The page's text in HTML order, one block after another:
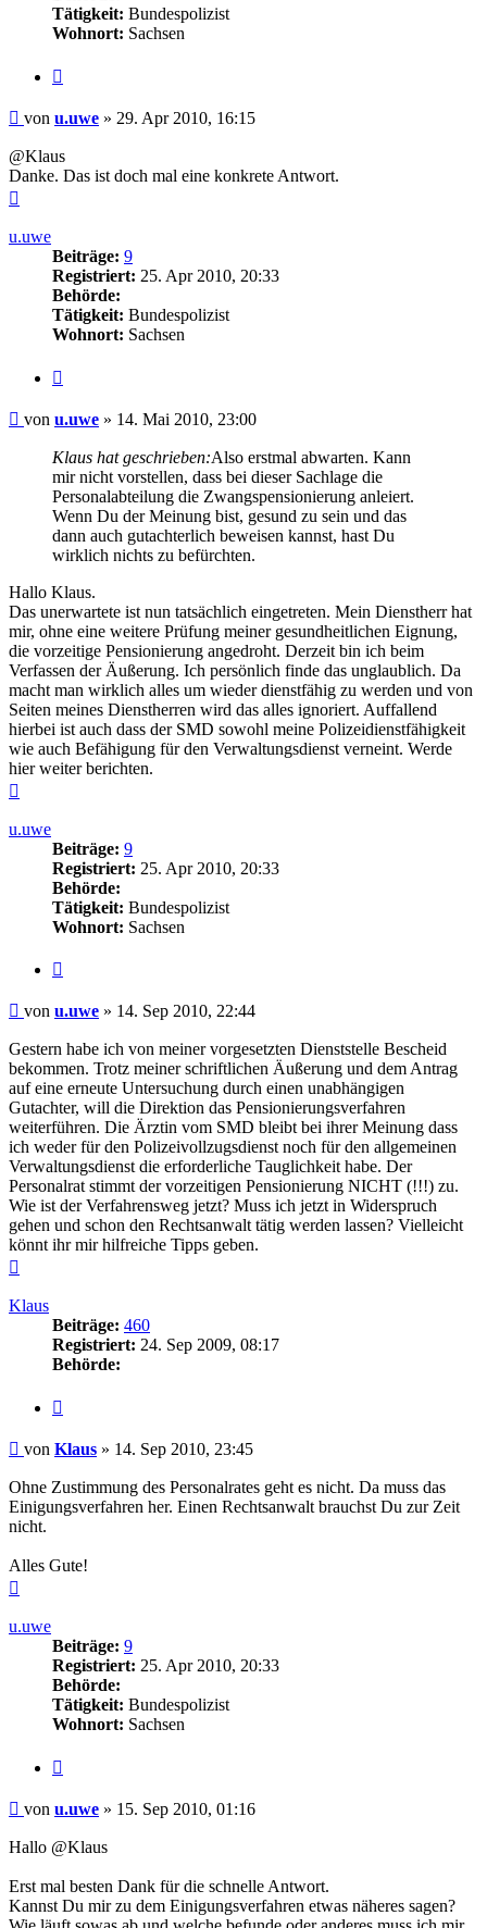
Tätigkeit: Bundespolizist
Wohnort: Sachsen
Beitrag
von u.uwe » 29. Apr 2010, 16:15
@Klaus
Danke. Das ist doch mal eine konkrete Antwort.
u.uwe
Beiträge: 9
Registriert: 25. Apr 2010, 20:33
Behörde:
Tätigkeit: Bundespolizist
Wohnort: Sachsen
Beitrag
von u.uwe » 14. Mai 2010, 23:00
Klaus hat geschrieben:Also erstmal abwarten. Kann
mir nicht vorstellen, dass bei dieser Sachlage die
Personalabteilung die Zwangspensionierung anleiert.
Wenn Du der Meinung bist, gesund zu sein und das
dann auch gutachterlich beweisen kannst, hast Du
wirklich nichts zu befürchten.
Hallo Klaus.
Das unerwartete ist nun tatsächlich eingetreten. Mein Dienstherr hat
mir, ohne eine weitere Prüfung meiner gesundheitlichen Eignung,
die vorzeitige Pensionierung angedroht. Derzeit bin ich beim
Verfassen der Äußerung. Ich persönlich finde das unglaublich. Da
macht man wirklich alles um wieder dienstfähig zu werden und von
Seiten meines Dienstherren wird das alles ignoriert. Auffallend
hierbei ist auch dass der SMD sowohl meine Polizeidienstfähigkeit
wie auch Befähigung für den Verwaltungsdienst verneint. Werde
hier weiter berichten.
u.uwe
Beiträge: 9
Registriert: 25. Apr 2010, 20:33
Behörde:
Tätigkeit: Bundespolizist
Wohnort: Sachsen
Beitrag
von u.uwe » 14. Sep 2010, 22:44
Gestern habe ich von meiner vorgesetzten Dienststelle Bescheid
bekommen. Trotz meiner schriftlichen Äußerung und dem Antrag
auf eine erneute Untersuchung durch einen unabhängigen
Gutachter, will die Direktion das Pensionierungsverfahren
weiterführen. Die Ärztin vom SMD bleibt bei ihrer Meinung dass
ich weder für den Polizeivollzugsdienst noch für den allgemeinen
Verwaltungsdienst die erforderliche Tauglichkeit habe. Der
Personalrat stimmt der vorzeitigen Pensionierung NICHT (!!!) zu.
Wie ist der Verfahrensweg jetzt? Muss ich jetzt in Widerspruch
gehen und schon den Rechtsanwalt tätig werden lassen? Vielleicht
könnt ihr mir hilfreiche Tipps geben.
Klaus
Beiträge: 460
Registriert: 24. Sep 2009, 08:17
Behörde:
Beitrag
von Klaus » 14. Sep 2010, 23:45
Ohne Zustimmung des Personalrates geht es nicht. Da muss das
Einigungsverfahren her. Einen Rechtsanwalt brauchst Du zur Zeit
nicht.
Alles Gute!
u.uwe
Beiträge: 9
Registriert: 25. Apr 2010, 20:33
Behörde:
Tätigkeit: Bundespolizist
Wohnort: Sachsen
Beitrag
von u.uwe » 15. Sep 2010, 01:16
Hallo @Klaus
Erst mal besten Dank für die schnelle Antwort.
Kannst Du mir zu dem Einigungsverfahren etwas näheres sagen?